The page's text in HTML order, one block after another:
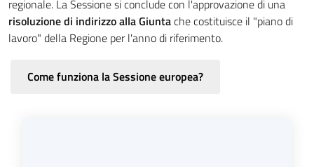
Assemblea
legislativa
regionale. La Sessione si conclude con l'approvazione di una
risoluzione di indirizzo alla Giuntache costituisce il "piano di
lavoro" della Regione per l'anno di riferimento.
Come funziona la Sessione europea?